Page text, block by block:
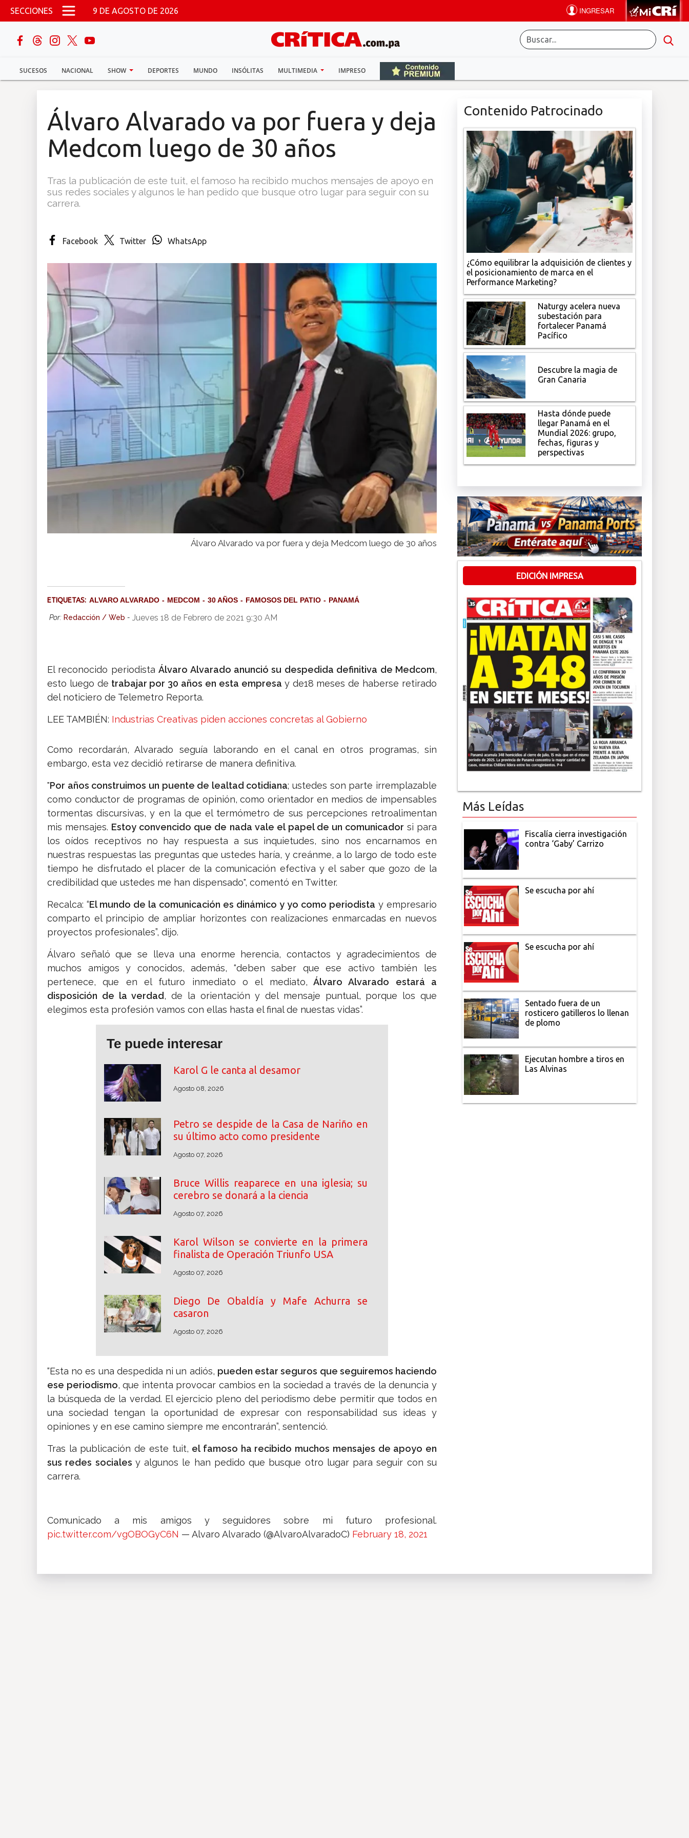
Pasar al contenido principal
SECCIONES 9 DE AGOSTO DE 2026
SUCESOS NACIONAL SHOW DEPORTES MUNDO INSÓLITAS MULTIMEDIA IMPRESO
buscar
Sucesos
Multimedia
Álvaro Alvarado va por fuera y deja
Medcom luego de 30 años
Tras la publicación de este tuit, el famoso ha recibido muchos mensajes de apoyo en
sus redes sociales y algunos le han pedido que busque otro lugar para seguir con su
carrera.
Facebook Twitter WhatsApp
Álvaro Alvarado va por fuera y deja Medcom luego de 30 años
ETIQUETAS: ALVARO ALVARADO MEDCOM 30 AÑOS FAMOSOS DEL PATIO PANAMÁ
Por: Redacción / Web - Jueves 18 de Febrero de 2021 9:30 AM
El reconocido periodistaÁlvaro Alvarado anunció su despedida definitiva de Medcom,
esto luego de trabajar por 30 años en esta empresa y de18 meses de haberse retirado
del noticiero de Telemetro Reporta.
LEE TAMBIÉN: Industrias Creativas piden acciones concretas al Gobierno
Como recordarán, Alvarado seguía laborando en el canal en otros programas, sin
embargo, esta vez decidió retirarse de manera definitiva.
"Por años construimos un puente de lealtad cotidiana; ustedes son parte irremplazable
como conductor de programas de opinión, como orientador en medios de impensables
tormentas discursivas, y en la que el termómetro de sus percepciones retroalimentan
mis mensajes. Estoy convencido que de nada vale el papel de un comunicador si para
los oídos receptivos no hay respuesta a sus inquietudes, sino nos encarnamos en
nuestras respuestas las preguntas que ustedes haría, y creánme, a lo largo de todo este
tiempo he disfrutado el placer de la comunicación efectiva y el saber que gozo de la
credibilidad que ustedes me han dispensado", comentó en Twitter.
Recalca: “El mundo de la comunicación es dinámico y yo como periodista y empresario
comparto el principio de ampliar horizontes con realizaciones enmarcadas en nuevos
proyectos profesionales”, dijo.
Álvaro señaló que se lleva una enorme herencia, contactos y agradecimientos de
muchos amigos y conocidos, además, “deben saber que ese activo también les
pertenece, que en el futuro inmediato o el mediato, Álvaro Alvarado estará a
disposición de la verdad, de la orientación y del mensaje puntual, porque los que
elegimos esta profesión vamos con ellas hasta el final de nuestas vidas”.
Te puede interesar
Karol G le canta al desamor
Agosto 08, 2026
Petro se despide de la Casa de Nariño en
su último acto como presidente
Agosto 07, 2026
Bruce Willis reaparece en una iglesia; su
cerebro se donará a la ciencia
Agosto 07, 2026
Karol Wilson se convierte en la primera
finalista de Operación Triunfo USA
Agosto 07, 2026
Diego De Obaldía y Mafe Achurra se
casaron
Agosto 07, 2026
“Esta no es una despedida ni un adiós, pueden estar seguros que seguiremos haciendo
ese periodismo, que intenta provocar cambios en la sociedad a través de la denuncia y
la búsqueda de la verdad. El ejercicio pleno del periodismo debe permitir que todos en
una sociedad tengan la oportunidad de expresar con responsabilidad sus ideas y
opiniones y en ese camino siempre me encontrarán”, sentenció.
Tras la publicación de este tuit, el famoso ha recibido muchos mensajes de apoyo en
sus redes sociales y algunos le han pedido que busque otro lugar para seguir con su
carrera.
Comunicado a mis amigos y seguidores sobre mi futuro profesional.
pic.twitter.com/vgOBOGyC6N — Alvaro Alvarado (@AlvaroAlvaradoC) February 18, 2021
Contenido Patrocinado
¿Cómo equilibrar la adquisición de clientes y
el posicionamiento de marca en el
Performance Marketing?
Naturgy acelera nueva
subestación para
fortalecer Panamá
Pacífico
Descubre la magia de
Gran Canaria
Hasta dónde puede
llegar Panamá en el
Mundial 2026: grupo,
fechas, figuras y
perspectivas
EDICIÓN IMPRESA
Más Leídas
Fiscalía cierra investigación
contra ‘Gaby’ Carrizo
Se escucha por ahí
Se escucha por ahí
Sentado fuera de un
rosticero gatilleros lo llenan
de plomo
Ejecutan hombre a tiros en
Las Alvinas